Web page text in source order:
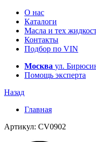
О нас
Каталоги
Масла и тех
Контакты
Подбор по VIN
Москва ул.
Помощь эксперта
Назад
Главная
Артикул: CV0902